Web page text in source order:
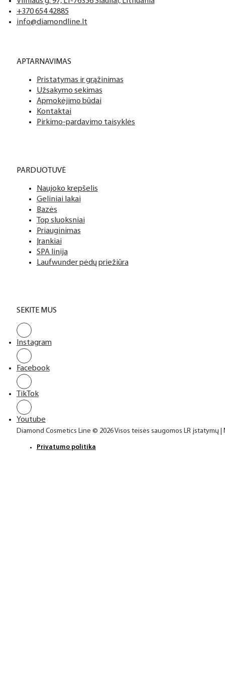
+370 654 42885
info@diamondline.lt
APTARNAVIMAS
Pristatymas ir grąžinimas
Užsakymo sekimas
Apmokėjimo būdai
Kontaktai
Pirkimo-pardavimo taisyklės
PARDUOTUVĖ
Naujoko krepšelis
Geliniai lakai
Bazės
Top sluoksniai
Priauginimas
Įrankiai
SPA linija
Laufwunder pėdų priežiūra
SEKITE MUS
Instagram
Facebook
TikTok
Youtube
Diamond Cosmetics Line © 2026 Visos teisės saugomos LR įstatymų
Privatumo politika